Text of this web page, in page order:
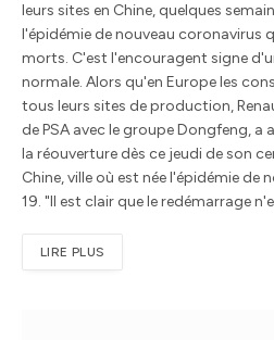
leurs sites en Chine, quelques
l'épidémie de nouveau coronavirus
morts. C'est l'encouragent signe
normale. Alors qu'en Europe les
tous leurs sites de production,
de PSA avec le groupe Dongfeng, a
la réouverture dès ce jeudi de son
Chine, ville où est née l'épidémie de
19. "Il est clair que le redémarrage
LIRE PLUS